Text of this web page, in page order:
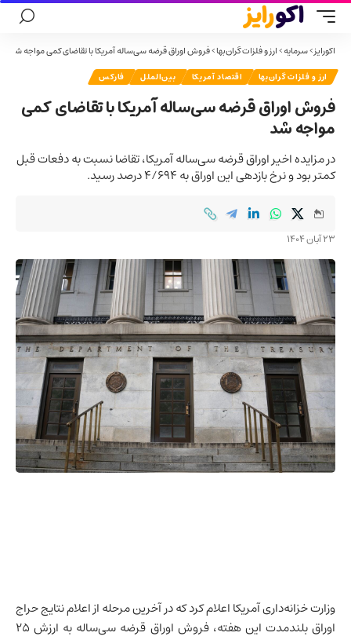
اکورایز>سرمایه>ارز و فلزات گران‌بها>فروش اوراق قرضه سی‌ساله آمریکا با تقاضای کمی مواجه شد
ارز و فلزات گران‌بها اقتصاد آمریکا بین‌الملل فارکس
فروش اوراق قرضه سی‌ساله آمریکا با تقاضای کمی
مواجه شد
در مزایده اخیر اوراق قرضه سی‌ساله آمریکا، تقاضا نسبت به دفعات قبل
کمتر بود و نرخ بازدهی این اوراق به ۴/۶۹۴ درصد رسید.
23 آبان 1404
وزارت خزانه‌داری آمریکا اعلام کرد که در آخرین مرحله از اعلام نتایج حراج
اوراق بلندمدت این هفته، فروش اوراق قرضه سی‌ساله به ارزش ۲۵